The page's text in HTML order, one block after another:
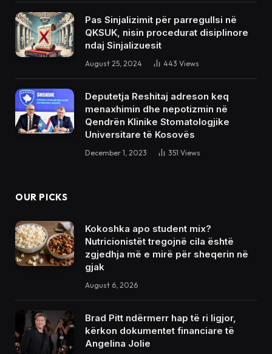
Pas Sinjalizimit për parregullsi në
QKSUK, nisin procedurat disiplinore
ndaj Sinjalizuesit
August 25, 2024 443 Views
Deputetja Reshitaj adreson keq
menaxhimin dhe nepotizmin në
Qendrën Klinike Stomatologjike
Universitare të Kosovës
December 1, 2023 351 Views
OUR PICKS
Kokoshka apo student mix?
Nutricionistët tregojnë cila është
zgjedhja më e mirë për sheqerin në
gjak
August 6, 2026
Brad Pitt ndërmerr hap të ri ligjor,
kërkon dokumentet financiare të
Angelina Jolie